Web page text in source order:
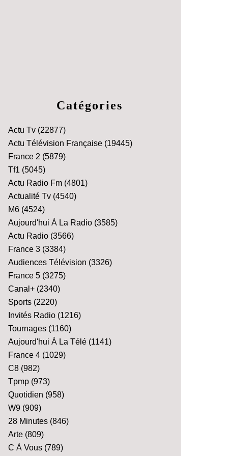
Catégories
Actu Tv (22877)
Actu Télévision Française (19445)
France 2 (5879)
Tf1 (5045)
Actu Radio Fm (4801)
Actualité Tv (4540)
M6 (4524)
Aujourd'hui À La Radio (3585)
Actu Radio (3566)
France 3 (3384)
Audiences Télévision (3326)
France 5 (3275)
Canal+ (2340)
Sports (2220)
Invités Radio (1216)
Tournages (1160)
Aujourd'hui À La Télé (1141)
France 4 (1029)
C8 (982)
Tpmp (973)
Quotidien (958)
W9 (909)
28 Minutes (846)
Arte (809)
C À Vous (789)